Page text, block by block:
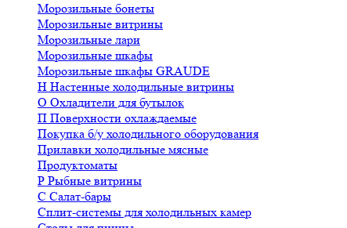
Морозильные бонеты
Морозильные витрины
Морозильные лари
Морозильные шкафы
Морозильные шкафы GRAUDE
Н Настенные холодильные витрины
О Охладители для бутылок
П Поверхности охлаждаемые
Покупка б/у холодильного оборудования
Прилавки холодильные мясные
Продуктоматы
Р Рыбные витрины
С Салат-бары
Сплит-системы для холодильных камер